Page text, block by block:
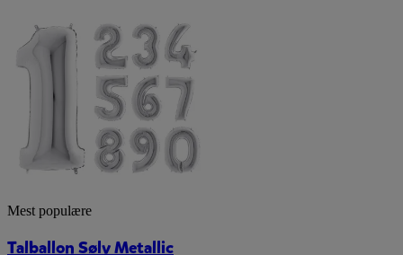
Mest populære
Talballon Sølv Metallic